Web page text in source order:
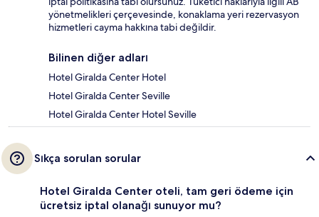
yönetmelikleri çerçevesinde, konaklama yeri rezervasyon
hizmetleri cayma hakkına tabi değildir.
Bilinen diğer adları
Hotel Giralda Center Hotel
Hotel Giralda Center Seville
Hotel Giralda Center Hotel Seville
Sıkça sorulan sorular
Hotel Giralda Center oteli, tam geri ödeme için
ücretsiz iptal olanağı sunuyor mu?